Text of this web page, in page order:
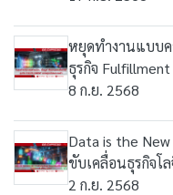
หยุดทำงานแบบค
ธุรกิจ
8 ก.ย. 2568
Data is the
ขับเคลื่อนธุรกิจโ
2 ก.ย. 2568